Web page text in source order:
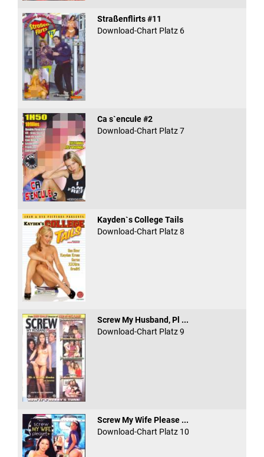
Straßenflirts #11
Download-Chart Platz 6
Ca s`encule #2
Download-Chart Platz 7
Kayden`s College Tails
Download-Chart Platz 8
Screw My Husband, Pl ...
Download-Chart Platz 9
Screw My Wife Please ...
Download-Chart Platz 10